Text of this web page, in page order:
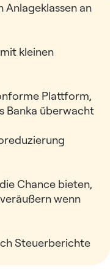
Anlageklassen an
kleinen
Plattform,
Banka überwacht
Chance bieten,
wenn
Steuerberichte